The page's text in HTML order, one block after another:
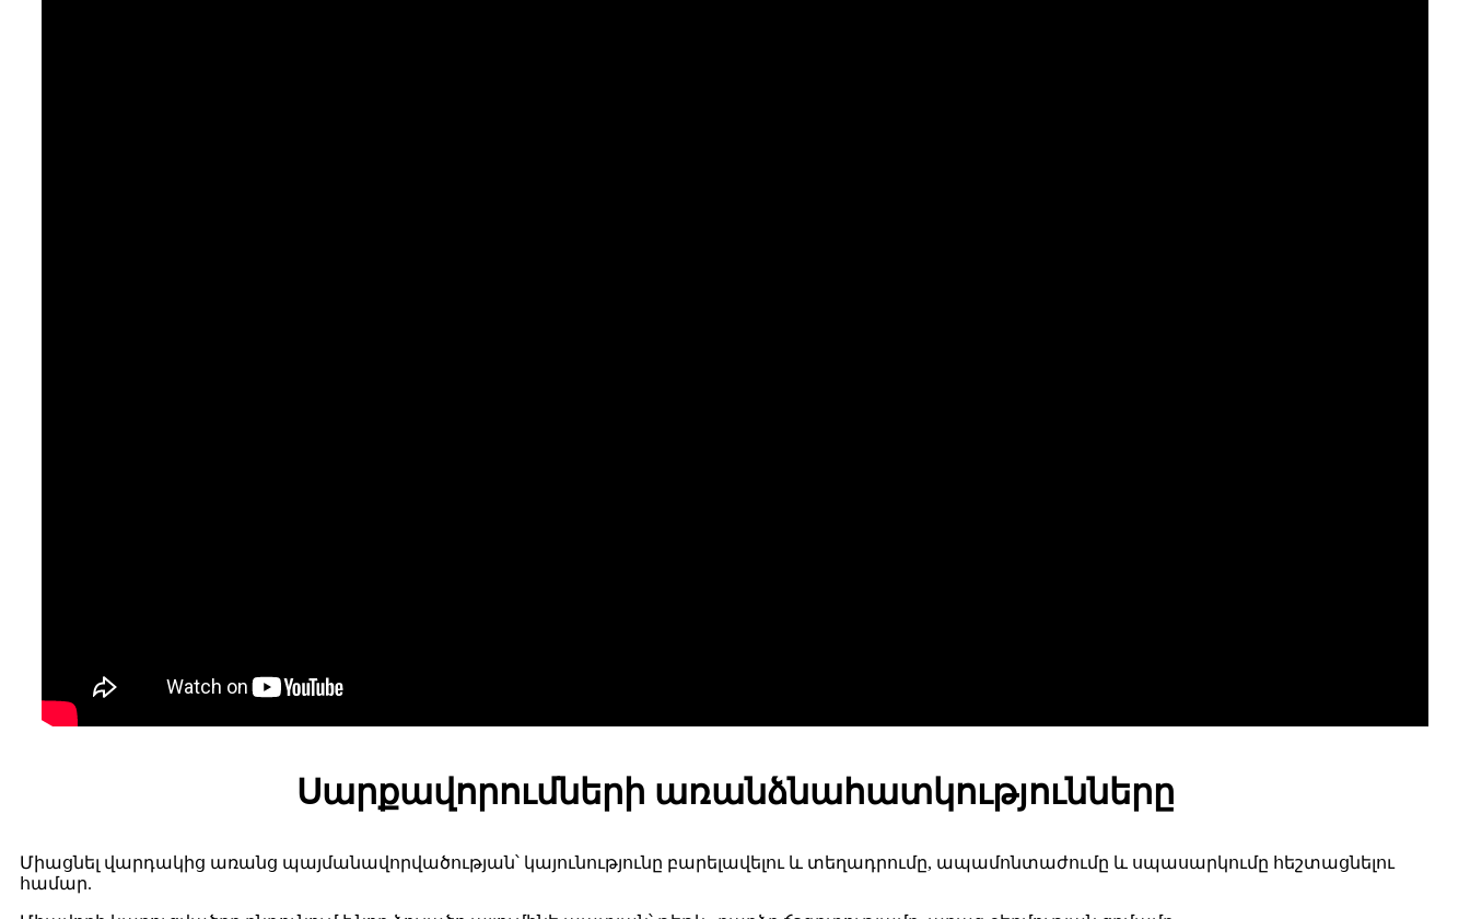
Սարքավորումների առանձնահատկությունները
Միացնել վարդակից առանց պայմանավորվածության՝ կայունությունը բարելավելու և տեղադրումը, ապամոնտաժումը և սպասարկումը հեշտացնելու
համար.